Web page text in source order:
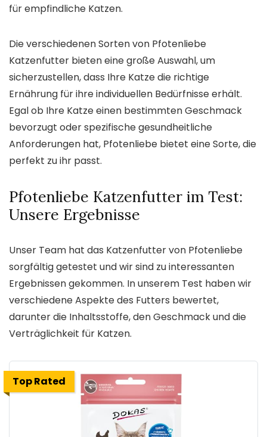
für empfindliche Katzen.
Die verschiedenen Sorten von Pfotenliebe
Katzenfutter bieten eine große Auswahl, um
sicherzustellen, dass Ihre Katze die richtige
Ernährung für ihre individuellen Bedürfnisse erhält.
Egal ob Ihre Katze einen bestimmten Geschmack
bevorzugt oder spezifische gesundheitliche
Anforderungen hat, Pfotenliebe bietet eine Sorte, die
perfekt zu ihr passt.
Pfotenliebe Katzenfutter im Test:
Unsere Ergebnisse
Unser Team hat das Katzenfutter von Pfotenliebe
sorgfältig getestet und wir sind zu interessanten
Ergebnissen gekommen. In unserem Test haben wir
verschiedene Aspekte des Futters bewertet,
darunter die Inhaltsstoffe, den Geschmack und die
Verträglichkeit für Katzen.
Top Rated